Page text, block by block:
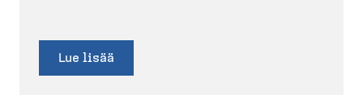
Lue lisää